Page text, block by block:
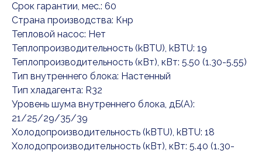
Срок гарантии, мес.: 60
Страна производства: Кнр
Тепловой насос: Нет
Теплопроизводительность (kBTU), kBTU: 19
Теплопроизводительность (кВт), кВт: 5.50 (1.30-5.55)
Тип внутреннего блока: Настенный
Тип хладагента: R32
Уровень шума внутреннего блока, дБ(А):
21/25/29/35/39
Холодопроизводительность (kBTU), kBTU: 18
Холодопроизводительность (кВт), кВт: 5.40 (1.30-